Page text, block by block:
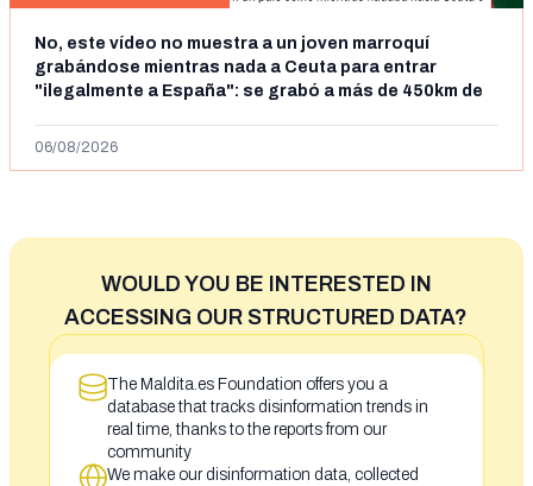
No, este vídeo no muestra a un joven marroquí
grabándose mientras nada a Ceuta para entrar
"ilegalmente a España": se grabó a más de 450km de
06/08/2026
WOULD YOU BE INTERESTED IN
ACCESSING OUR STRUCTURED DATA?
The Maldita.es Foundation offers you a
database that tracks disinformation trends in
real time, thanks to the reports from our
community
We make our disinformation data, collected